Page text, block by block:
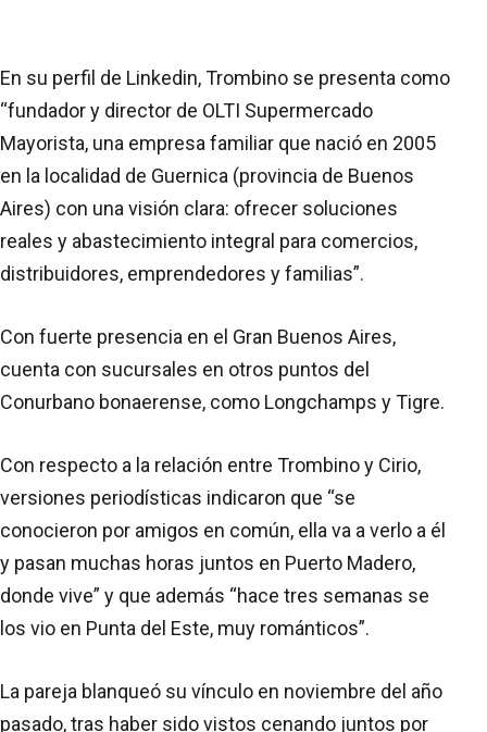
En su perfil de Linkedin, Trombino se presenta como
“fundador y director de OLTI Supermercado
Mayorista, una empresa familiar que nació en 2005
en la localidad de Guernica (provincia de Buenos
Aires) con una visión clara: ofrecer soluciones
reales y abastecimiento integral para comercios,
distribuidores, emprendedores y familias”.
Con fuerte presencia en el Gran Buenos Aires,
cuenta con sucursales en otros puntos del
Conurbano bonaerense, como Longchamps y Tigre.
Con respecto a la relación entre Trombino y Cirio,
versiones periodísticas indicaron que “se
conocieron por amigos en común, ella va a verlo a él
y pasan muchas horas juntos en Puerto Madero,
donde vive” y que además “hace tres semanas se
los vio en Punta del Este, muy románticos”.
La pareja blanqueó su vínculo en noviembre del año
pasado, tras haber sido vistos cenando juntos por